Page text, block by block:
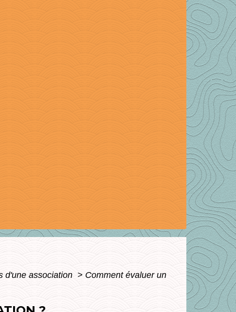
d'une association > Comment évaluer un